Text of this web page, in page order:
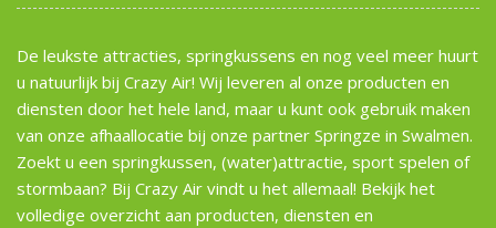
De leukste attracties, springkussens en nog veel meer huurt
u natuurlijk bij Crazy Air! Wij leveren al onze producten en
diensten door het hele land, maar u kunt ook gebruik maken
van onze afhaallocatie bij onze partner Springze in Swalmen.
Zoekt u een springkussen, (water)attractie, sport spelen of
stormbaan? Bij Crazy Air vindt u het allemaal! Bekijk het
volledige overzicht aan producten, diensten en